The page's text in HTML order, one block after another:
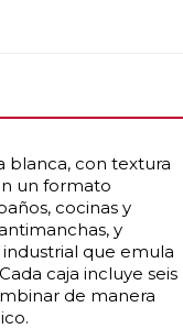
blanca, con textura
un formato
cocinas y
y
que emula
caja incluye seis
de manera